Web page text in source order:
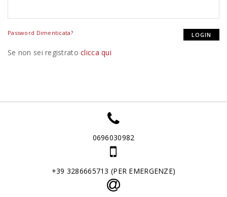
Password Dimenticata?
Se non sei registratoclicca qui
0696030982
+39 3286665713 (PER EMERGENZE)